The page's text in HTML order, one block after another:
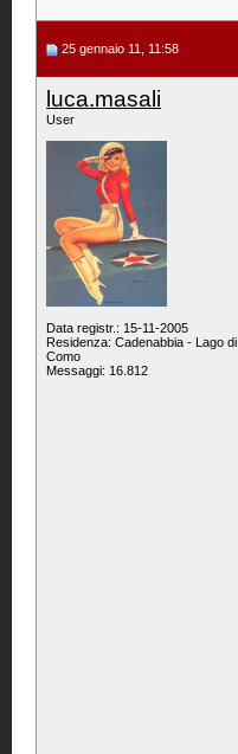
25 gennaio 11, 11:58
luca.masali
User
Data registr.: 15-11-2005
Residenza: Cadenabbia - Lago di
Como
Messaggi: 16.812